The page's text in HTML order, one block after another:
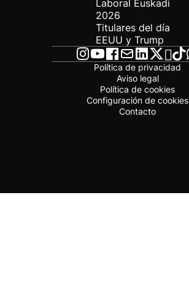
Laboral Euskadi
2026
Titulares del día
EEUU y Trump
Política de privacidad
Aviso legal
Política de cookies
Configuración de cookies
Contacto